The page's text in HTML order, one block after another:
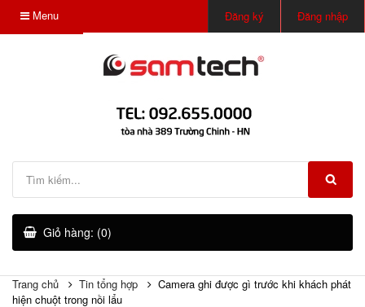
Menu Đăng ký Đăng nhập
Giỏ hàng: (0)
Trang chủ Tin tổng hợp
Camera ghi được gì trước khi khách phát
hiện chuột trong nồi lẩu